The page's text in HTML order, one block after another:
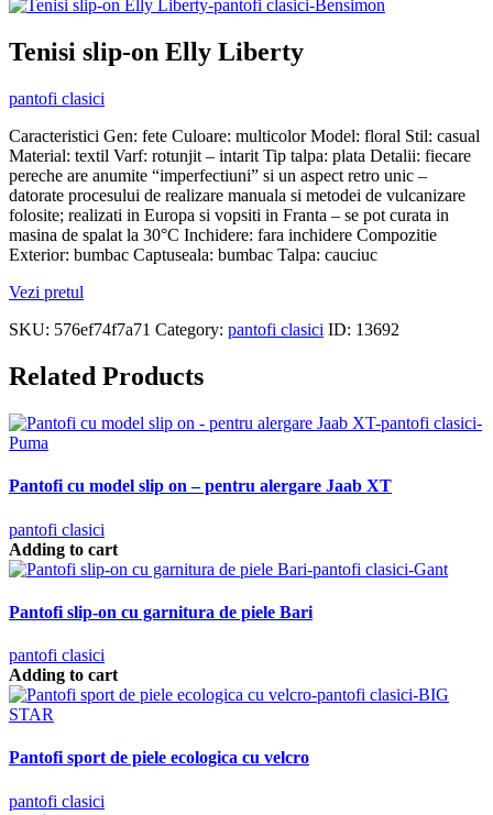
Tenisi slip-on Elly Liberty
pantofi clasici
Caracteristici Gen: fete Culoare: multicolor Model: floral Stil: casual
Material: textil Varf: rotunjit – intarit Tip talpa: plata Detalii: fiecare
pereche are anumite “imperfectiuni” si un aspect retro unic –
datorate procesului de realizare manuala si metodei de vulcanizare
folosite; realizati in Europa si vopsiti in Franta – se pot curata in
masina de spalat la 30°C Inchidere: fara inchidere Compozitie
Exterior: bumbac Captuseala: bumbac Talpa: cauciuc
Vezi pretul
SKU: 576ef74f7a71 Category: pantofi clasici ID: 13692
Related Products
Pantofi cu model slip on – pentru alergare Jaab XT
pantofi clasici
Adding to cart
Pantofi slip-on cu garnitura de piele Bari
pantofi clasici
Adding to cart
Pantofi sport de piele ecologica cu velcro
pantofi clasici